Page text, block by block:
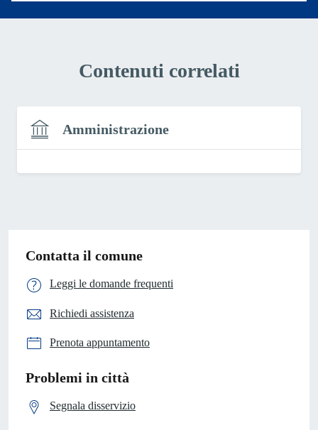
Contenuti correlati
Amministrazione
Contatta il comune
Leggi le domande frequenti
Richiedi assistenza
Prenota appuntamento
Problemi in città
Segnala disservizio